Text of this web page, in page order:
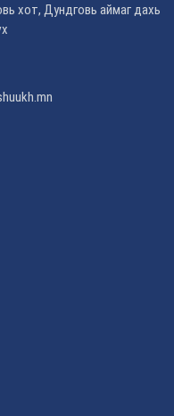
хот, Дундговь аймаг дахь